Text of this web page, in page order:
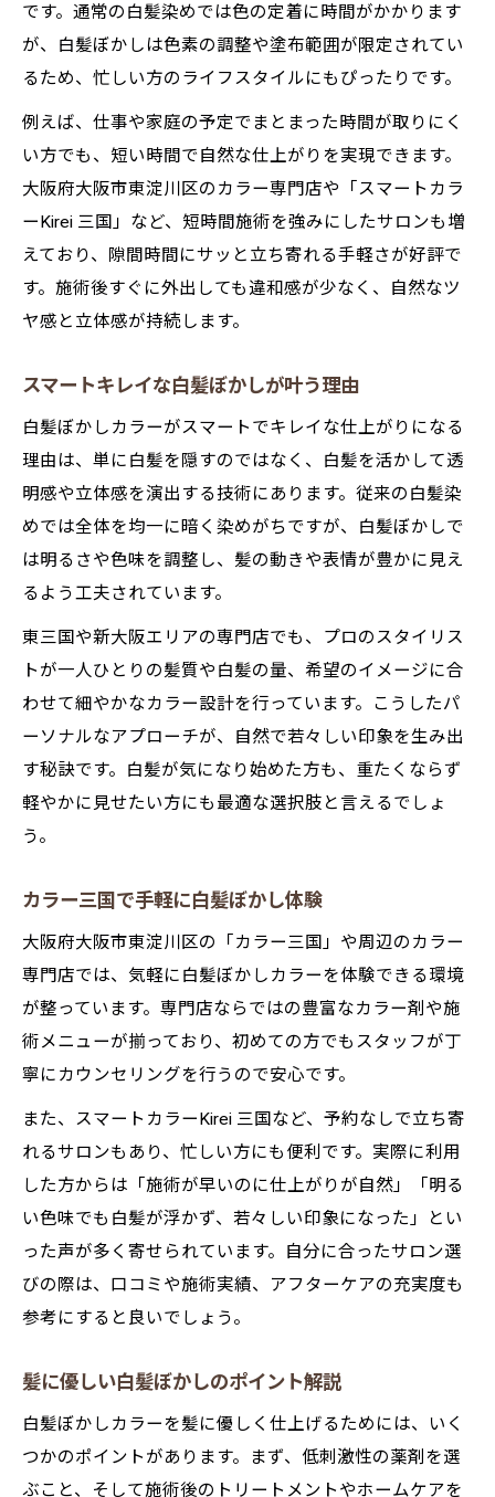
です。通常の白髪染めでは色の定着に時間がかかります
が、白髪ぼかしは色素の調整や塗布範囲が限定されてい
るため、忙しい方のライフスタイルにもぴったりです。
例えば、仕事や家庭の予定でまとまった時間が取りにく
い方でも、短い時間で自然な仕上がりを実現できます。
大阪府大阪市東淀川区のカラー専門店や「スマートカラ
ーKirei 三国」など、短時間施術を強みにしたサロンも増
えており、隙間時間にサッと立ち寄れる手軽さが好評で
す。施術後すぐに外出しても違和感が少なく、自然なツ
ヤ感と立体感が持続します。
スマートキレイな白髪ぼかしが叶う理由
白髪ぼかしカラーがスマートでキレイな仕上がりになる
理由は、単に白髪を隠すのではなく、白髪を活かして透
明感や立体感を演出する技術にあります。従来の白髪染
めでは全体を均一に暗く染めがちですが、白髪ぼかしで
は明るさや色味を調整し、髪の動きや表情が豊かに見え
るよう工夫されています。
東三国や新大阪エリアの専門店でも、プロのスタイリス
トが一人ひとりの髪質や白髪の量、希望のイメージに合
わせて細やかなカラー設計を行っています。こうしたパ
ーソナルなアプローチが、自然で若々しい印象を生み出
す秘訣です。白髪が気になり始めた方も、重たくならず
軽やかに見せたい方にも最適な選択肢と言えるでしょ
う。
カラー三国で手軽に白髪ぼかし体験
大阪府大阪市東淀川区の「カラー三国」や周辺のカラー
専門店では、気軽に白髪ぼかしカラーを体験できる環境
が整っています。専門店ならではの豊富なカラー剤や施
術メニューが揃っており、初めての方でもスタッフが丁
寧にカウンセリングを行うので安心です。
また、スマートカラーKirei 三国など、予約なしで立ち寄
れるサロンもあり、忙しい方にも便利です。実際に利用
した方からは「施術が早いのに仕上がりが自然」「明る
い色味でも白髪が浮かず、若々しい印象になった」とい
った声が多く寄せられています。自分に合ったサロン選
びの際は、口コミや施術実績、アフターケアの充実度も
参考にすると良いでしょう。
髪に優しい白髪ぼかしのポイント解説
白髪ぼかしカラーを髪に優しく仕上げるためには、いく
つかのポイントがあります。まず、低刺激性の薬剤を選
ぶこと、そして施術後のトリートメントやホームケアを